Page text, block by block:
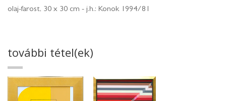
olaj-farost, 30 x 30 cm - j.h.: Konok 1994/81
további tétel(ek)